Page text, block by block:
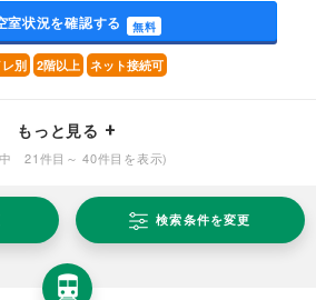
室状況を確認する 無料
別 2階以上 ネット接続可
もっと見る
21件目～ 40件目を表示)
検索条件を変更